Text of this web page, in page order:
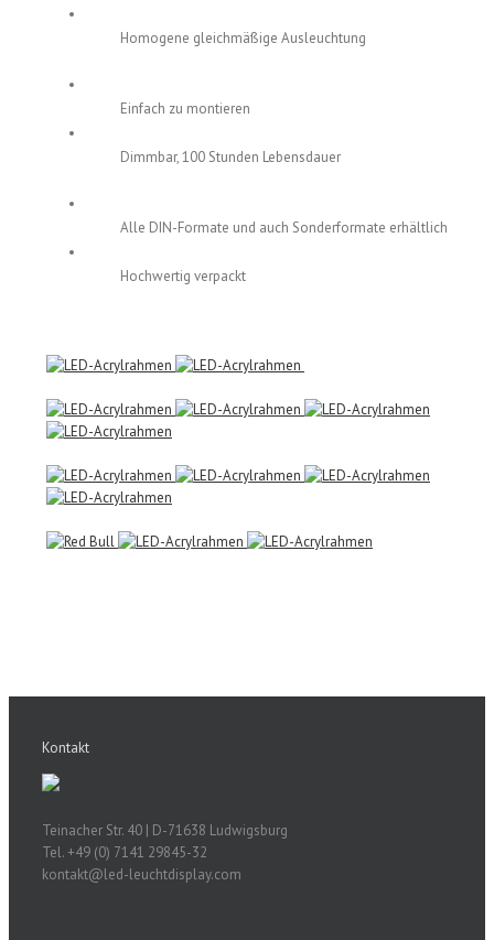
Homogene gleichmäßige Ausleuchtung
Einfach zu montieren
Dimmbar, 100 Stunden Lebensdauer
Alle DIN-Formate und auch Sonderformate erhältlich
Hochwertig verpackt
Kontakt
Teinacher Str. 40 | D-71638 Ludwigsburg
Tel. +49 (0) 7141 29845-32
kontakt@led-leuchtdisplay.com